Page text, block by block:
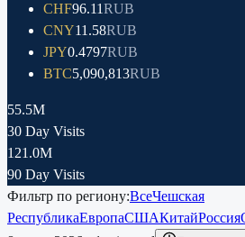
CHF96.11RUB
CNY11.58RUB
JPY0.4797RUB
BTC5,090,813RUB
55.5M
30 Day Visits
121.0M
90 Day Visits
Фильтр по региону:ВсеЧешская
РеспубликаЕвропаСШАКитайРоссия